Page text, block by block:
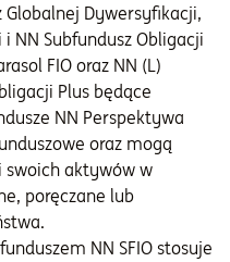
Globalnej Dywersyfikacji,
NN Subfundusz Obligacji
FIO oraz NN (L)
Plus będące
NN Perspektywa
oraz mogą
swoich aktywów w
poręczane lub
NN SFIO stosuje